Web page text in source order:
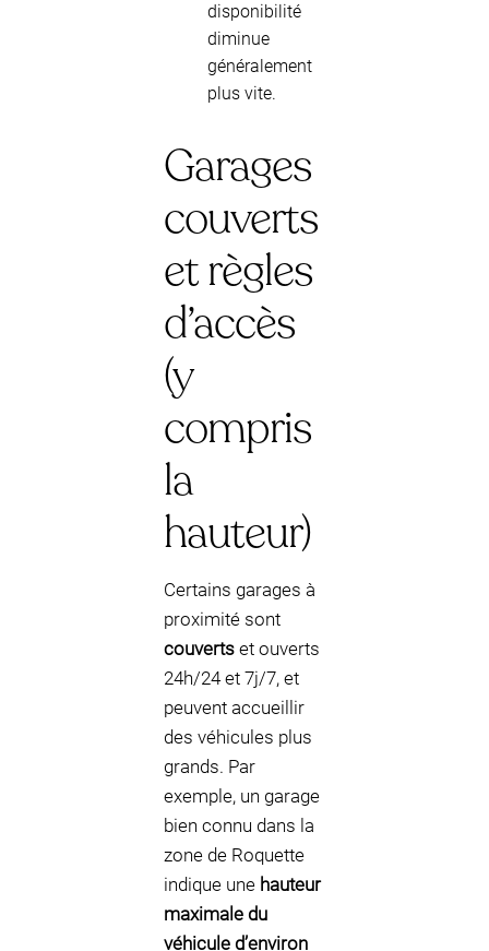
disponibilité
diminue
généralement
plus vite.
Garages
couverts
et règles
d’accès
(y
compris
la
hauteur)
Certains garages à
proximité sont
couverts et ouverts
24h/24 et 7j/7, et
peuvent accueillir
des véhicules plus
grands. Par
exemple, un garage
bien connu dans la
zone de Roquette
indique une hauteur
maximale du
véhicule d’environ